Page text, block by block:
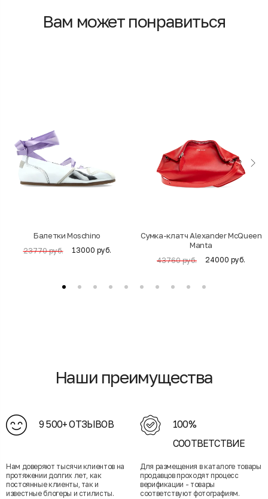
Вам может понравиться
Балетки Moschino
23770 руб. 13000 руб.
Cумка-клатч Alexander McQueen
Manta
43760 руб. 24000 руб.
Наши преимущества
9 500+ ОТЗЫВОВ
Нам доверяют тысячи клиентов на
протяжении долгих лет, как
постоянные клиенты, так и
известные блогеры и стилисты.
100%
СООТВЕТСТВИЕ
Для размещения в каталоге товары
продавцов проходят процесс
верификации - товары
соответствуют фотографиям.